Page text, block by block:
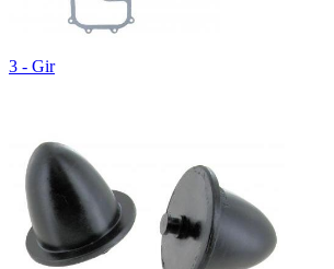
3 - Gir